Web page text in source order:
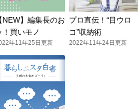
NEW】編集長のお
！買いモノ
年11年25日更新
プロ直伝！“目ウロ
コ”収納術
2022年11年24日更新